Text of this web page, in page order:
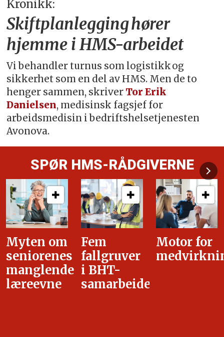
Kronikk:
Skiftplanlegging hører
hjemme i HMS-arbeidet
Vi behandler turnus som logistikk og
sikkerhet som en del av HMS. Men de to
henger sammen, skriver Tor Erik
Danielsen, medisinsk fagsjef for
arbeidsmedisin i bedriftshelsetjenesten
Avonova.
SPØR HMS-RÅDGIVERNE
Fem
fallgruver
i BHT-
samarbeidet
Motor for
medvirkning
i